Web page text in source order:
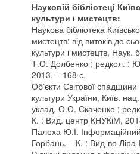
Науковій бібліотеці
культури і мистецтв:
Наукова бібліотека
мистецтв: від витоків до
культури і мистецтв,
Т.О. Долбенко ; редкол. :
2013. – 168 с.
Об’єкти Світової
культури України, Київ.
уклад. О.О. Скаченко ;
К. : Вид. центр КНУКіМ,
Палеха Ю.І.
Горбань. – К. : Вид-во